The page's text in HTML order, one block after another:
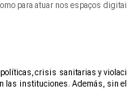
para atuar nos espaços
crisis sanitarias y
instituciones. Además, sin